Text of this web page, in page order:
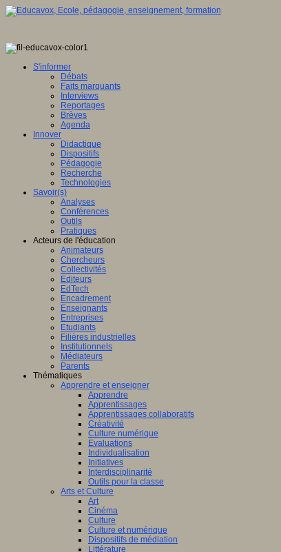
S'informer
Débats
Faits marquants
Interviews
Reportages
Brèves
Agenda
Innover
Didactique
Dispositifs
Pédagogie
Recherche
Technologies
Savoir(s)
Analyses
Conférences
Outils
Pratiques
Acteurs de l'éducation
Animateurs
Chercheurs
Collectivités
Editeurs
EdTech
Encadrement
Enseignants
Entreprises
Etudiants
Filières industrielles
Institutionnels
Médiateurs
Parents
Thématiques
Apprendre et enseigner
Apprendre
Apprentissages
Apprentissages collaboratifs
Créativité
Culture numérique
Evaluations
Individualisation
Initiatives
Interdisciplinarité
Outils pour la classe
Arts et Culture
Art
Cinéma
Culture
Culture et numérique
Dispositifs de médiation
Littérature